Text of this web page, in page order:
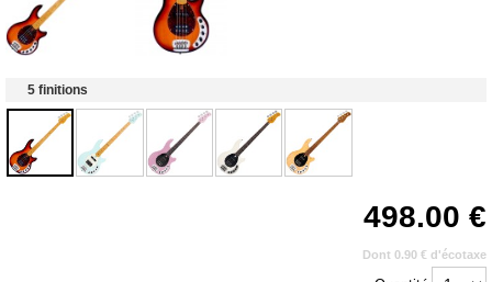
5 finitions
498.00
Dont 0.90 € d'écotaxe